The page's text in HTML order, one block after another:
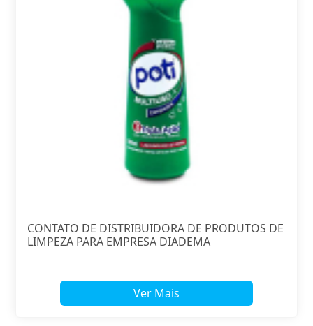
CONTATO DE DISTRIBUIDORA DE PRODUTOS DE
LIMPEZA PARA EMPRESA DIADEMA
Ver Mais